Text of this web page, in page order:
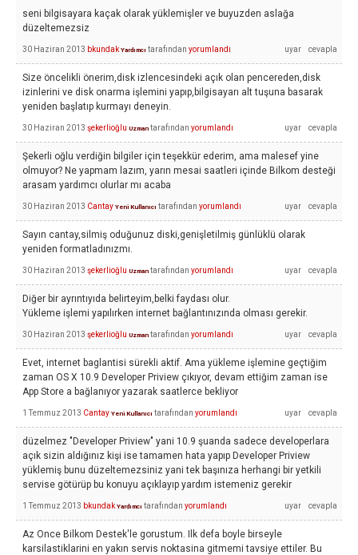
seni bilgisayara kaçak olarak yüklemişler ve buyuzden aslağa
düzeltemezsiz
30 Haziran 2013 bkundak Yardımcı tarafından yorumlandı
Size öncelikli önerim,disk izlencesindeki açık olan pencereden,disk
izinlerini ve disk onarma işlemini yapıp,bilgisayarı alt tuşuna basarak
yeniden başlatıp kurmayı deneyin.
30 Haziran 2013 şekerlioğlu Uzman tarafından yorumlandı
Şekerli oğlu verdiğin bilgiler için teşekkür ederim, ama malesef yine
olmuyor? Ne yapmam lazım, yarın mesai saatleri içinde Bilkom desteği
arasam yardımcı olurlar mı acaba
30 Haziran 2013 Cantay Yeni Kullanıcı tarafından yorumlandı
Sayın cantay,silmiş oduğunuz diski,genişletilmiş günlüklü olarak
yeniden formatladınızmı.
30 Haziran 2013 şekerlioğlu Uzman tarafından yorumlandı
Diğer bir ayrıntıyıda belirteyim,belki faydası olur.
Yükleme işlemi yapılırken internet bağlantınızında olması gerekir.
30 Haziran 2013 şekerlioğlu Uzman tarafından yorumlandı
Evet, internet baglantisi sürekli aktif. Ama yükleme işlemine geçtiğim
zaman OS X 10.9 Developer Priview çıkıyor, devam ettiğim zaman ise
App Store a bağlanıyor yazarak saatlerce bekliyor
1 Temmuz 2013 Cantay Yeni Kullanıcı tarafından yorumlandı
düzelmez "Developer Priview" yani 10.9 şuanda sadece developerlara
açık sizin aldığınız kişi ise tamamen hata yapıp Developer Priview
yüklemiş bunu düzeltemezsiniz yani tek başınıza herhangi bir yetkili
servise götürüp bu konuyu açıklayıp yardım istemeniz gerekir
1 Temmuz 2013 bkundak Yardımcı tarafından yorumlandı
Az Once Bilkom Destek'le gorustum. Ilk defa boyle birseyle
karsilastiklarini en yakın servis noktasina gitmemi tavsiye ettiler. Bu